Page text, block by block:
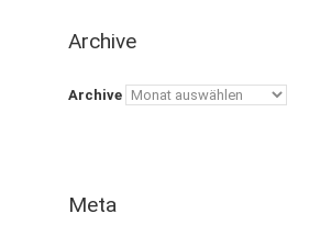
Archive
Archive
Meta